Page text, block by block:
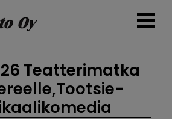
Teatterimatka